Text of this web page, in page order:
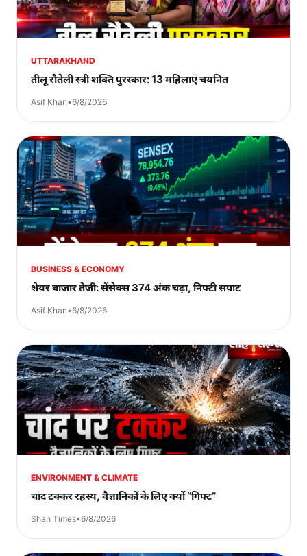
UTTARAKHAND
तीलू रौतेली स्त्री शक्ति पुरस्कार: 13 महिलाएं चयनित
Asif Khan•6/8/2026
BUSINESS & ECONOMY
शेयर बाजार तेजी: सेंसेक्स 374 अंक चढ़ा, निफ्टी सपाट
Asif Khan•6/8/2026
ENVIRONMENT & CLIMATE
चांद टक्कर रहस्य, वैज्ञानिकों के लिए क्यों “गिफ्ट”
Shah Times•6/8/2026